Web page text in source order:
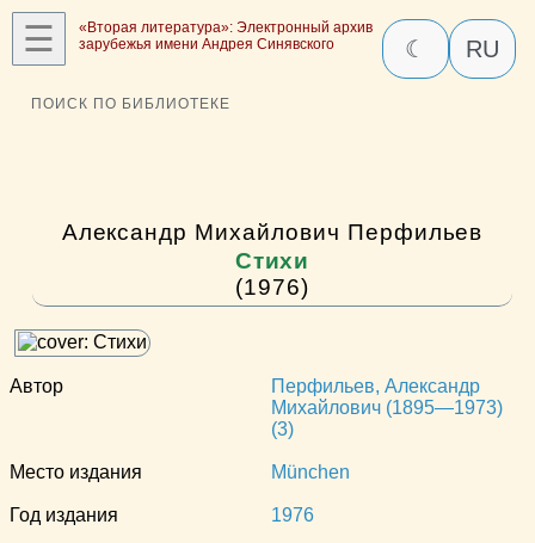
☰
«Вторая литература»: Электронный архив
зарубежья имени Андрея Синявского
☾ RU
ПОИСК ПО БИБЛИОТЕКЕ
Александр Михайлович Перфильев
Стихи
(1976)
Автор
Перфильев, Александр
Михайлович (1895—1973)
(3)
Место издания München
Год издания 1976